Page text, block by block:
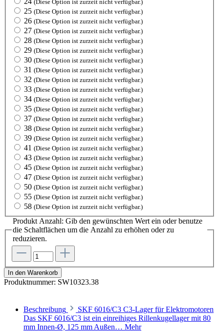
(Diese Option ist zurzeit nicht verfügbar.)
25 (Diese Option ist zurzeit nicht verfügbar.)
26 (Diese Option ist zurzeit nicht verfügbar.)
27 (Diese Option ist zurzeit nicht verfügbar.)
28 (Diese Option ist zurzeit nicht verfügbar.)
29 (Diese Option ist zurzeit nicht verfügbar.)
30 (Diese Option ist zurzeit nicht verfügbar.)
31 (Diese Option ist zurzeit nicht verfügbar.)
32 (Diese Option ist zurzeit nicht verfügbar.)
33 (Diese Option ist zurzeit nicht verfügbar.)
34 (Diese Option ist zurzeit nicht verfügbar.)
35 (Diese Option ist zurzeit nicht verfügbar.)
37 (Diese Option ist zurzeit nicht verfügbar.)
38 (Diese Option ist zurzeit nicht verfügbar.)
39 (Diese Option ist zurzeit nicht verfügbar.)
41 (Diese Option ist zurzeit nicht verfügbar.)
43 (Diese Option ist zurzeit nicht verfügbar.)
45 (Diese Option ist zurzeit nicht verfügbar.)
47 (Diese Option ist zurzeit nicht verfügbar.)
50 (Diese Option ist zurzeit nicht verfügbar.)
55 (Diese Option ist zurzeit nicht verfügbar.)
58 (Diese Option ist zurzeit nicht verfügbar.)
Produkt Anzahl: Gib den gewünschten Wert ein oder benutze
die Schaltflächen um die Anzahl zu erhöhen oder zu
reduzieren.
In den Warenkorb
Produktnummer: SW10323.38
Beschreibung
SKF 6016/C3 C3-Lager für Elektromotoren
Das SKF 6016/C3 ist ein einreihiges Rillenkugellager mit 80
mm Innen-Ø, 125 mm Außen… Mehr